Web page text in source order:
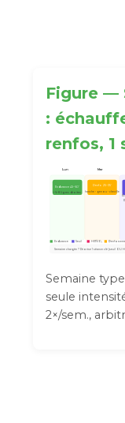
Figure —
:
renfos, 1
Lun Mar
Endurance 45–60′
+ 6–8 lignes droites
Renfo 25–35′
hanche • genou • cheville
Semaine chargée ? Priorise 1 séance clé (seuil OU
Endurance Seuil HIIT/VO₂
Semaine
seule
2×/sem.,